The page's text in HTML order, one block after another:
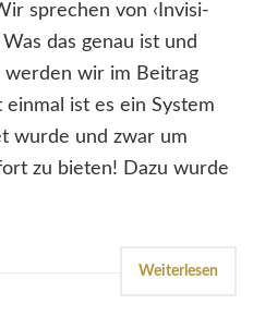
sprechen von ‹Invisi-
das genau ist und
wir im Beitrag
ist es ein System
wurde und zwar um
zu bieten! Dazu wurde
Weiterlesen